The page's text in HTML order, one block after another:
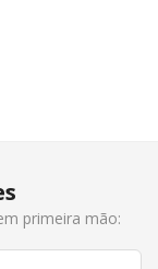
primeira mão: